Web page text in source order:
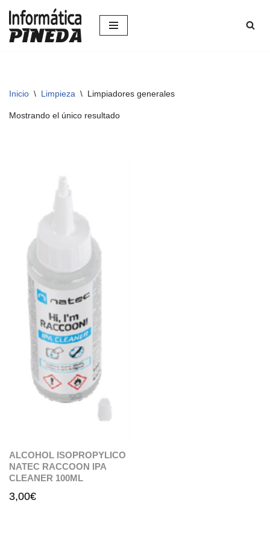
Saltar
Inicio \ Limpieza \ Limpiadores generales
Mostrando el único resultado
ALCOHOL ISOPROPYLICO
NATEC RACCOON IPA
CLEANER 100ML
3,00€